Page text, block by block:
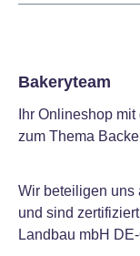
Bakeryteam
Ihr Onlineshop
zum Thema
Wir beteiligen uns
und sind
Landbau mbH